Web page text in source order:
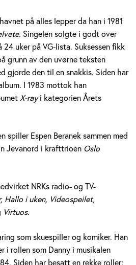
på alles lepper da han i 1981
Singelen solgte i godt over
24 uker på VG-lista. Suksessen fikk
grunn av den uvørne teksten
gjorde den til en snakkis. Siden har
I 1983 mottok han
X-rayi kategorien Årets
spiller Espen Beranek sammen med
Jevanord i krafttrioen Oslo
NRKs radio- og TV-
Hallo i uken, Videospeilet,
Virtuos.
som skuespiller og komiker. Han
i rollen som Danny i musikalen
Siden har besatt en rekke roller;